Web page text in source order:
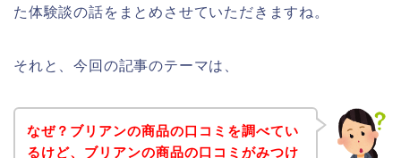
た体験談の話をまとめさせていただきますね。
それと、今回の記事のテーマは、
なぜ？ブリアンの商品の口コミを調べてい
るけど、ブリアンの商品の口コミがみつけ